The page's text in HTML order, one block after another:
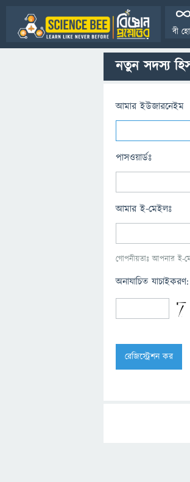
বী
নতুন সদস্য
আমার ইউজারনেইম
পাসওয়ার্ডঃ
আমার ই-মেইলঃ
গোপনীয়তাঃ আপনার ই-
অনাযাচিত যাচাইকরণ: